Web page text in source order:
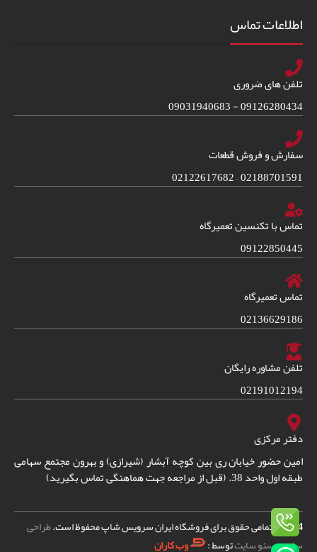
اطلاعات تماس
تلفن های ضروری
09126280434 - 09031940683
سفارش و فروش قطعات
02188701591 – 02122617682
تماس با تکنسین تعمیرگاه
09122850445
تماس تعمیرگاه
02136629186
تلفن مشاوره رایگان
02191012194
دفتر مرکزی
امین حضور خیابان ری بین کوچه آبشار (شیرازی) و بهرون مجتمع سهامی
طبقه اول واحد 38. (قبل از مراجعه جهت هماهنگی تماس بگیرید)
2024© – تمامی حقوق برای فروشگاه ایران سرویس شاپ محفوظ است.طراحی
سایتوسئو سایتتوسط : وب کاران